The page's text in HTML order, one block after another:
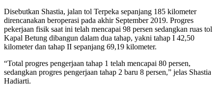
Disebutkan Shastia, jalan tol Terpeka sepanjang 185 kilometer
direncanakan beroperasi pada akhir September 2019. Progres
pekerjaan fisik saat ini telah mencapai 98 persen sedangkan ruas tol
Kapal Betung dibangun dalam dua tahap, yakni tahap I 42,50
kilometer dan tahap II sepanjang 69,19 kilometer.
“Total progres pengerjaan tahap 1 telah mencapai 80 persen,
sedangkan progres pengerjaan tahap 2 baru 8 persen,” jelas Shastia
Hadiarti.